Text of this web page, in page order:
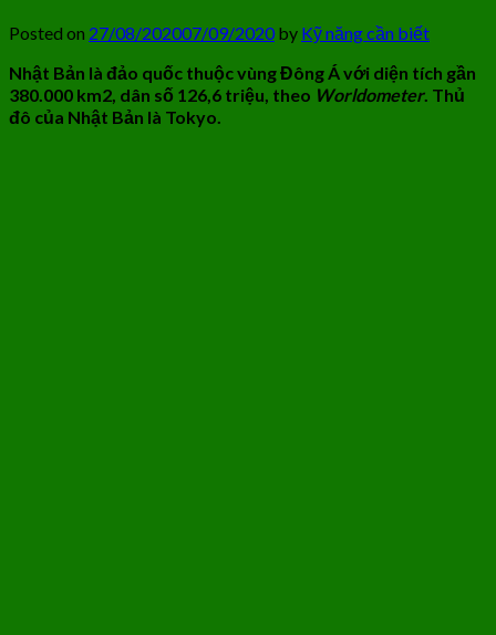
Posted on 27/08/202007/09/2020by Kỹ năng cần biết
Nhật Bản là đảo quốc thuộc vùng Đông Á với diện tích gần
380.000 km2, dân số 126,6 triệu, theo Worldometer. Thủ
đô của Nhật Bản là Tokyo.